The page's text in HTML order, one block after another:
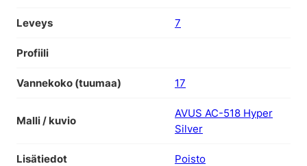
Leveys 7
Profiili
Vannekoko (tuumaa) 17
Malli / kuvio
AVUS AC-518 Hyper
Silver
Lisätiedot Poisto